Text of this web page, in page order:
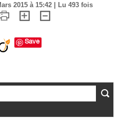
2015 à 15:42 | Lu 493 fois
Save